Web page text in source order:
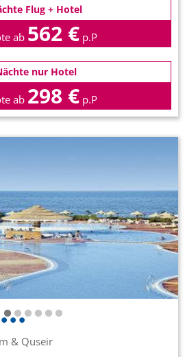
Flug + Hotel
ab 562 € p.P
nur Hotel
ab 298 € p.P
& Quseir